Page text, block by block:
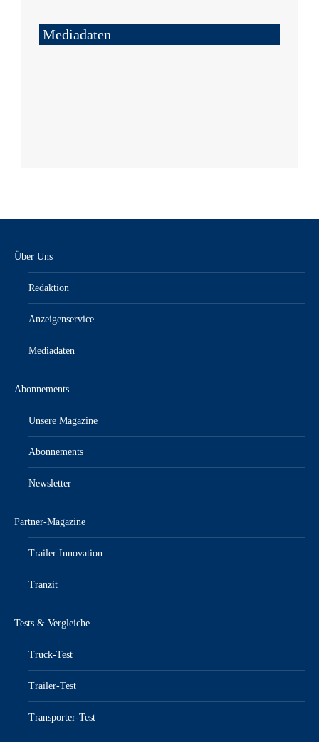
Mediadaten
Über Uns
Redaktion
Anzeigenservice
Mediadaten
Abonnements
Unsere Magazine
Abonnements
Newsletter
Partner-Magazine
Trailer Innovation
Tranzit
Tests & Vergleiche
Truck-Test
Trailer-Test
Transporter-Test